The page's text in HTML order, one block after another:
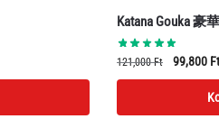
Katana Gouka 豪華
121,000Ft
Original
price
121,000
99,800 Ft